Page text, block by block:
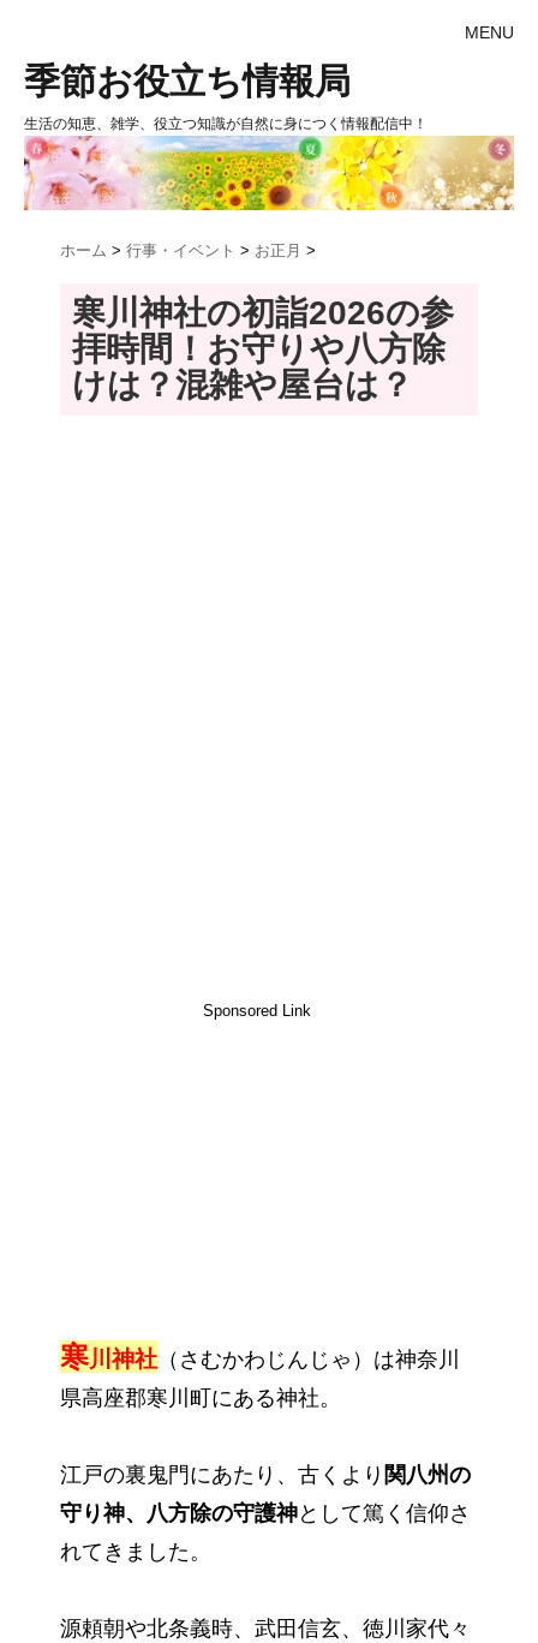
MENU
季節お役立ち情報局
生活の知恵、雑学、役立つ知識が自然に身につく情報配信中！
ホーム > 行事・イベント > お正月 >
寒川神社の初詣2026の参
拝時間！お守りや八方除
けは？混雑や屋台は？
Sponsored Link
寒川神社 （さむかわじんじゃ）は神奈川
県高座郡寒川町にある神社。
江戸の裏鬼門にあたり、古くより 関八州の
守り神、八方除の守護神として篤く信仰さ
れてきました。
源頼朝や北条義時、武田信玄、徳川家代々